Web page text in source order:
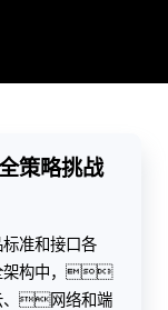
全的架
、全网可
实现对应用的全
策略挑战
准和接口各
架构中，
、网络和端